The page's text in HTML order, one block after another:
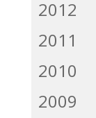
2012
2011
2010
2009